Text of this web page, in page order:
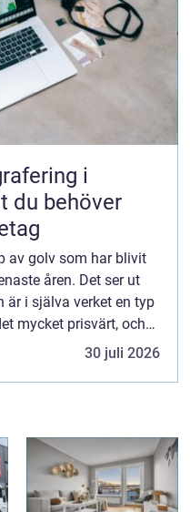
i
du behöver
av golv som har blivit
åren. Det ser ut
är i själva verket en typ
mycket prisvärt, och
lätt att underhålla.30 juli 2026